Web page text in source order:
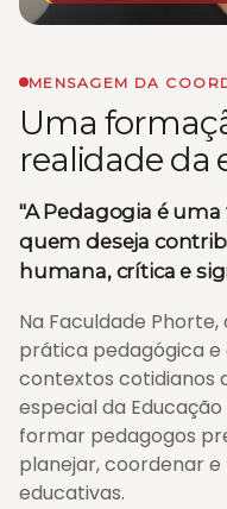
MENSAGEM DA
Uma
realidade da
"A Pedagogia é
quem deseja
humana, crítica e
Na Faculdade
prática pedagógica
contextos cotidianos
especial da
formar pedagogos
planejar, coordenar
educativas.